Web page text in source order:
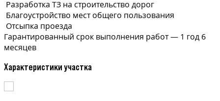
Разработка ТЗ на строительство дорог
Благоустройство мест общего пользования
Отсыпка проезда
Гарантированный срок выполнения работ — 1 год 6
месяцев
Характеристики участка